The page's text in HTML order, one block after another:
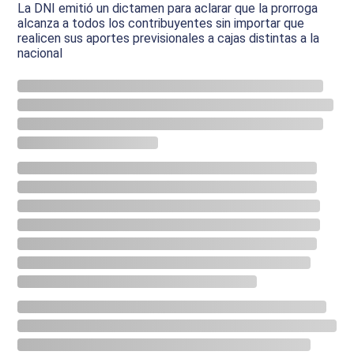
La DNI emitió un dictamen para aclarar que la prorroga
alcanza a todos los contribuyentes sin importar que
realicen sus aportes previsionales a cajas distintas a la
nacional